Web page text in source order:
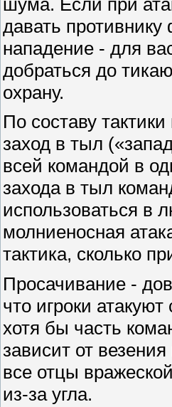
давать противнику
нападение - для
добраться до
охрану.
По составу
заход в тыл
всей командой в
захода в тыл
использоваться в
молниеносная
тактика, сколько
Просачивание -
что игроки
хотя бы часть
зависит от
все отцы
из-за угла.